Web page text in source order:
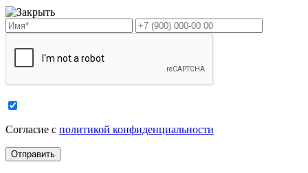
Cогласие с политикой конфиденциальности